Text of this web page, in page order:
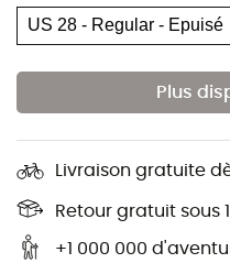
Plus
Livraison gratuite
Retour gratuit sous
+1 000 000
facilement le
Deux poches avant
Une poche de
Entrejambe de 29,2
Fabriqué au Vietnam
Poids : 329 g